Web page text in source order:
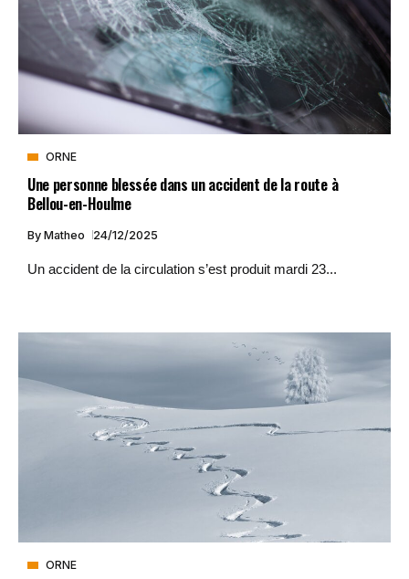
ORNE
Une personne blessée dans un accident de la route à
Bellou-en-Houlme
By Matheo 24/12/2025
Un accident de la circulation s’est produit mardi 23...
ORNE